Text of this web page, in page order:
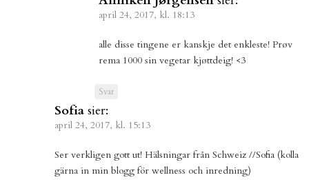
april 24, 2017, kl. 18:13
alle disse tingene er kanskje det enkleste! Prøv
rema 1000 sin vegetar kjøttdeig! <3
Svar
Sofia sier:
april 24, 2017, kl. 15:13
Ser verkligen gott ut! Hälsningar från Schweiz //Sofia (kolla
gärna in min blogg för wellness och inredning)